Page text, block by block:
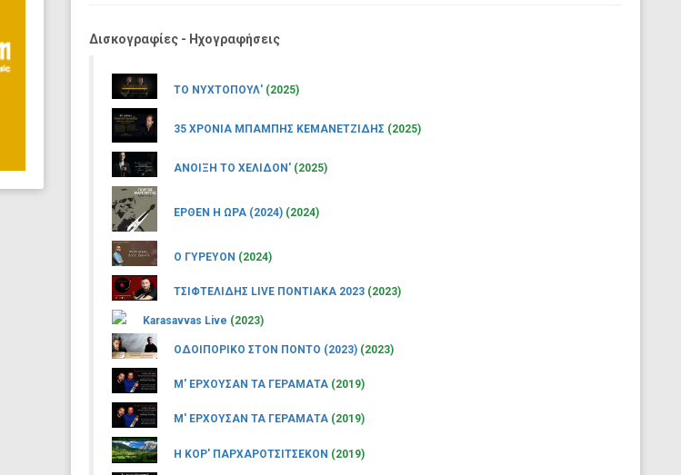
Δισκογραφίες - Ηχογραφήσεις
ΤΟ ΝΥΧΤΟΠΟΥΛ' (2025)
35 ΧΡΟΝΙΑ ΜΠΑΜΠΗΣ ΚΕΜΑΝΕΤΖΙΔΗΣ (2025)
ΑΝΟΙΞΗ ΤΟ ΧΕΛΙΔΟΝ' (2025)
ΕΡΘΕΝ Η ΩΡΑ (2024) (2024)
Ο ΓΥΡΕΥΟΝ (2024)
ΤΣΙΦΤΕΛΙΔΗΣ LIVE ΠΟΝΤΙΑΚΑ 2023 (2023)
Karasavvas Live (2023)
ΟΔΟΙΠΟΡΙΚΟ ΣΤΟΝ ΠΟΝΤΟ (2023) (2023)
Μ' ΕΡΧΟΥΣΑΝ ΤΑ ΓΕΡΑΜΑΤΑ (2019)
Μ' ΕΡΧΟΥΣΑΝ ΤΑ ΓΕΡΑΜΑΤΑ (2019)
Η ΚΟΡ' ΠΑΡΧΑΡΟΤΣΙΤΣΕΚΟΝ (2019)